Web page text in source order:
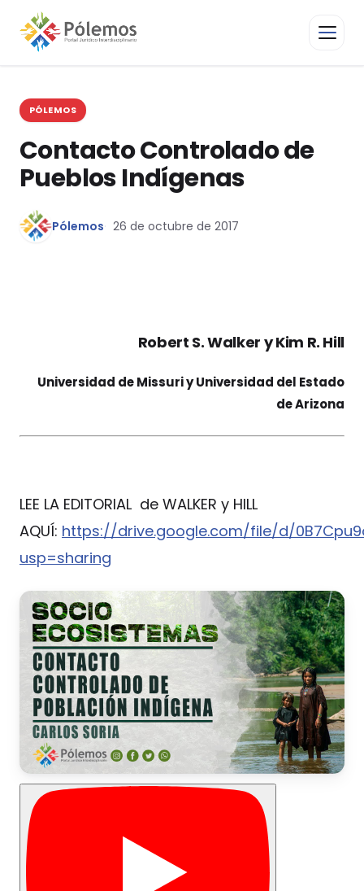
PÓLEMOS
Contacto Controlado de
Pueblos Indígenas
Pólemos 26 de octubre de 2017
Robert S. Walker y Kim R. Hill
Universidad de Missuri y Universidad del Estado
de Arizona
LEE LA EDITORIAL de WALKER y HILL
AQUÍ: https://drive.google.com/file/d/
usp=sharing